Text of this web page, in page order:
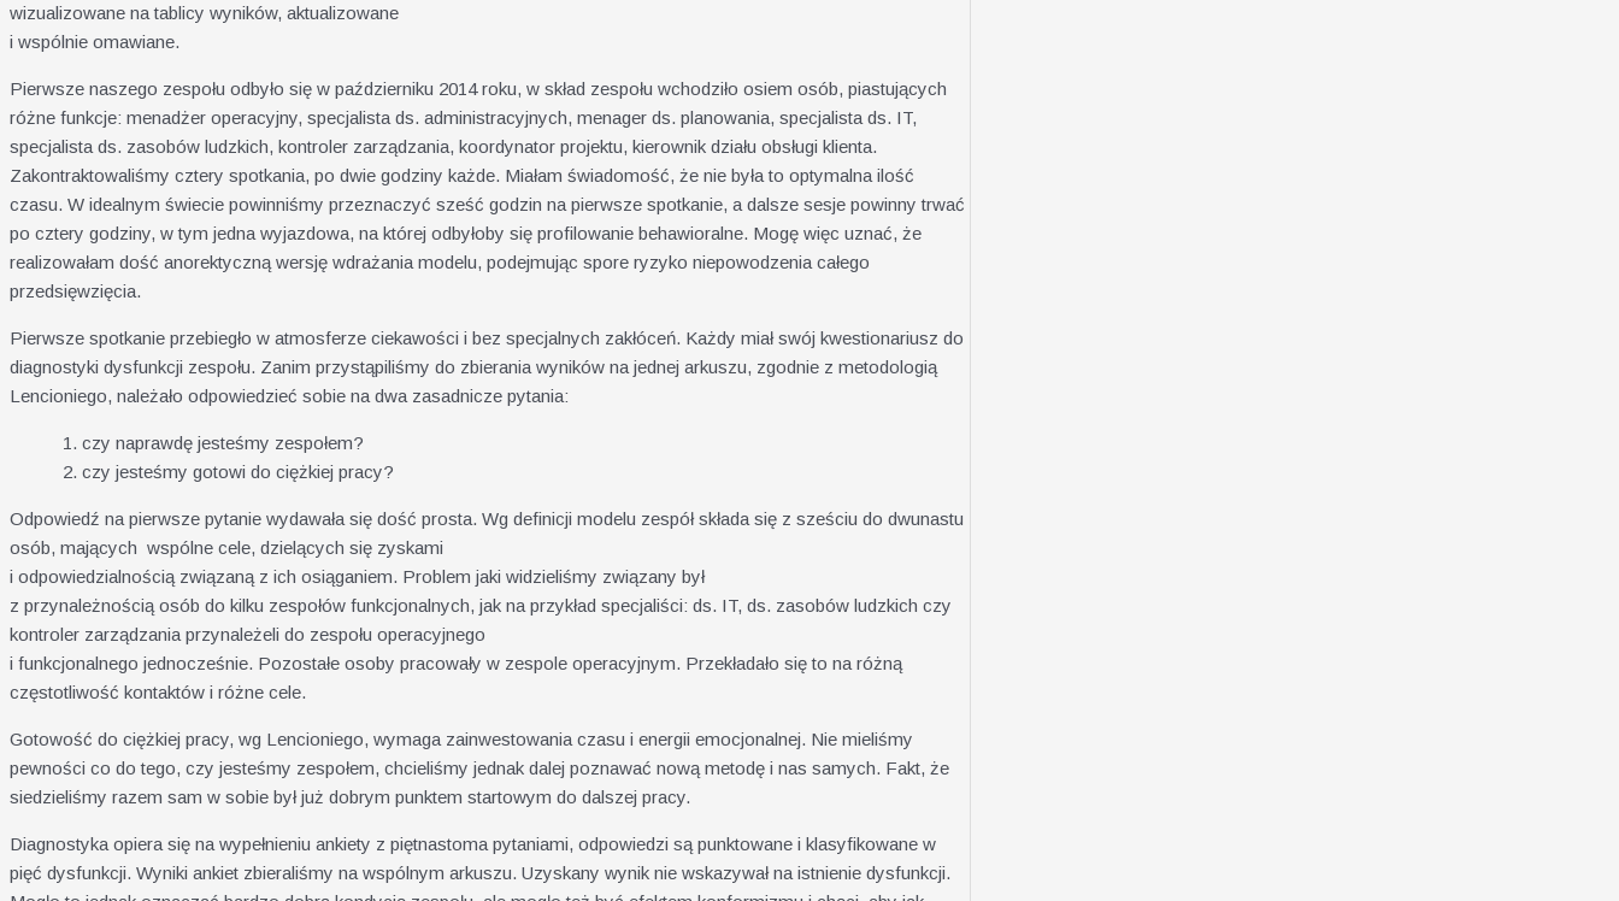
wizualizowane na tablicy wyników, aktualizowane
i wspólnie omawiane.
Pierwsze naszego zespołu odbyło się w październiku 2014 roku, w skład zespołu wchodziło osiem osób, piastujących
różne funkcje: menadżer operacyjny, specjalista ds. administracyjnych, menager ds. planowania, specjalista ds. IT,
specjalista ds. zasobów ludzkich, kontroler zarządzania, koordynator projektu, kierownik działu obsługi klienta.
Zakontraktowaliśmy cztery spotkania, po dwie godziny każde. Miałam świadomość, że nie była to optymalna ilość
czasu. W idealnym świecie powinniśmy przeznaczyć sześć godzin na pierwsze spotkanie, a dalsze sesje powinny trwać
po cztery godziny, w tym jedna wyjazdowa, na której odbyłoby się profilowanie behawioralne. Mogę więc uznać, że
realizowałam dość anorektyczną wersję wdrażania modelu, podejmując spore ryzyko niepowodzenia całego
przedsięwzięcia.
Pierwsze spotkanie przebiegło w atmosferze ciekawości i bez specjalnych zakłóceń. Każdy miał swój kwestionariusz do
diagnostyki dysfunkcji zespołu. Zanim przystąpiliśmy do zbierania wyników na jednej arkuszu, zgodnie z metodologią
Lencioniego, należało odpowiedzieć sobie na dwa zasadnicze pytania:
czy naprawdę jesteśmy zespołem?
czy jesteśmy gotowi do ciężkiej pracy?
Odpowiedź na pierwsze pytanie wydawała się dość prosta. Wg definicji modelu zespół składa się z sześciu do dwunastu
osób, mających wspólne cele, dzielących się zyskami
i odpowiedzialnością związaną z ich osiąganiem. Problem jaki widzieliśmy związany był
z przynależnością osób do kilku zespołów funkcjonalnych, jak na przykład specjaliści: ds. IT, ds. zasobów ludzkich czy
kontroler zarządzania przynależeli do zespołu operacyjnego
i funkcjonalnego jednocześnie. Pozostałe osoby pracowały w zespole operacyjnym. Przekładało się to na różną
częstotliwość kontaktów i różne cele.
Gotowość do ciężkiej pracy, wg Lencioniego, wymaga zainwestowania czasu i energii emocjonalnej. Nie mieliśmy
pewności co do tego, czy jesteśmy zespołem, chcieliśmy jednak dalej poznawać nową metodę i nas samych. Fakt, że
siedzieliśmy razem sam w sobie był już dobrym punktem startowym do dalszej pracy.
Diagnostyka opiera się na wypełnieniu ankiety z piętnastoma pytaniami, odpowiedzi są punktowane i klasyfikowane w
pięć dysfunkcji. Wyniki ankiet zbieraliśmy na wspólnym arkuszu. Uzyskany wynik nie wskazywał na istnienie dysfunkcji.